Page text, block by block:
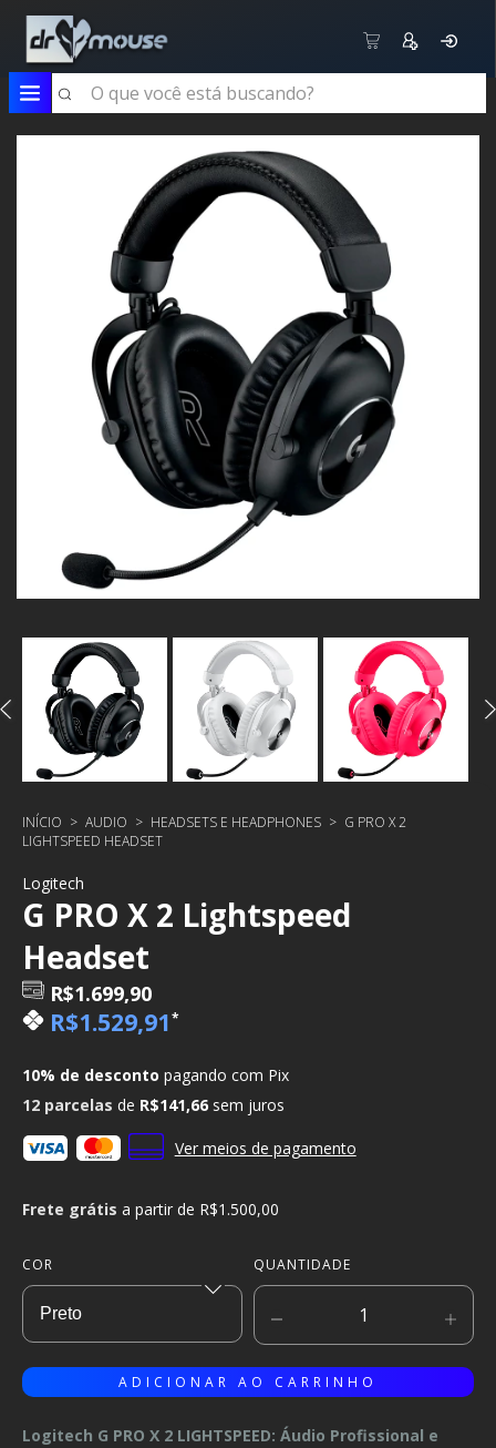
INÍCIO > AUDIO > HEADSETS E HEADPHONES > G PRO X 2
LIGHTSPEED HEADSET
Logitech
G PRO X 2 Lightspeed
Headset
R$1.699,90
R$1.529,91*
10% de desconto pagando com Pix
12 parcelas de R$141,66 sem juros
Ver meios de pagamento
Frete grátis a partir de R$1.500,00
COR QUANTIDADE
Logitech G PRO X 2 LIGHTSPEED: Áudio Profissional e